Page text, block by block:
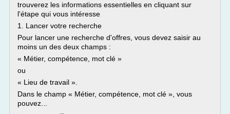
trouverez les informations essentielles en cliquant sur
l'étape qui vous intéresse
1. Lancer votre recherche
Pour lancer une recherche d'offres, vous devez saisir au
moins un des deux champs :
« Métier, compétence, mot clé »
ou
« Lieu de travail ».
Dans le champ « Métier, compétence, mot clé », vous
pouvez...